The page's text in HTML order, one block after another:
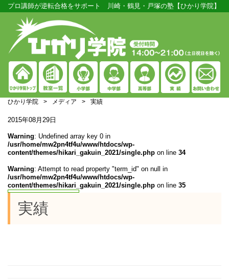
プロ講師が逆転合格をサポート 川崎・鶴見・戸塚の塾【ひかり学院】
ひかり学院 > メディア > 実績
2015年08月29日
Warning: Undefined array key 0 in
/usr/home/mw2pn4tf4u/www/htdocs/wp-
content/themes/hikari_gakuin_2021/single.php on line 34
Warning: Attempt to read property "term_id" on null in
/usr/home/mw2pn4tf4u/www/htdocs/wp-
content/themes/hikari_gakuin_2021/single.php on line 35
実績